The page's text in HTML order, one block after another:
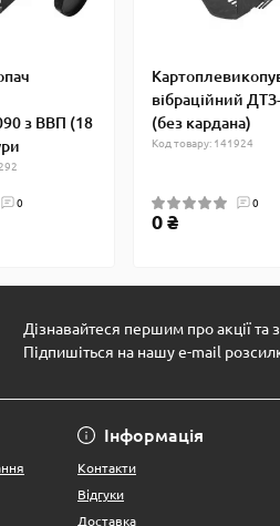
з ВВП (18
0
вібраційний
(без кардана)
Код товару: 141924
0
0 ₴
Дізнавайтеся першим про акції та
Підпишіться на нашу e-mail
Інформація
Контакти
Відгуки
Доставка